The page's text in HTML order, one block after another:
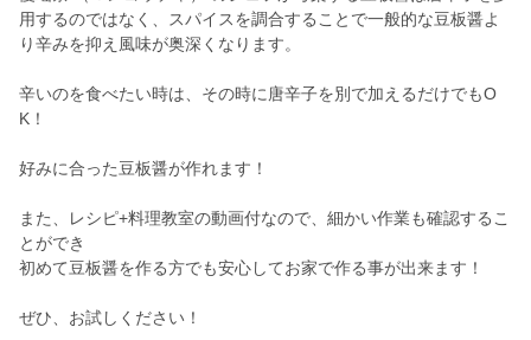
用するのではなく、スパイスを調合することで一般的な豆板醤よ
り辛みを抑え風味が奥深くなります。
辛いのを食べたい時は、その時に唐辛子を別で加えるだけでもO
K！
好みに合った豆板醤が作れます！
また、レシピ+料理教室の動画付なので、細かい作業も確認するこ
とができ
初めて豆板醤を作る方でも安心してお家で作る事が出来ます！
ぜひ、お試しください！